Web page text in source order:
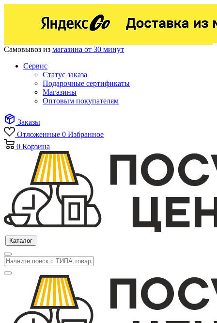
Самовывоз из магазина от 30 минут
Сервис
Статус заказа
Подарочные сертификаты
Магазины
Оптовым покупателям
Заказы
Отложенные 0 Избранное
0 Корзина
Каталог